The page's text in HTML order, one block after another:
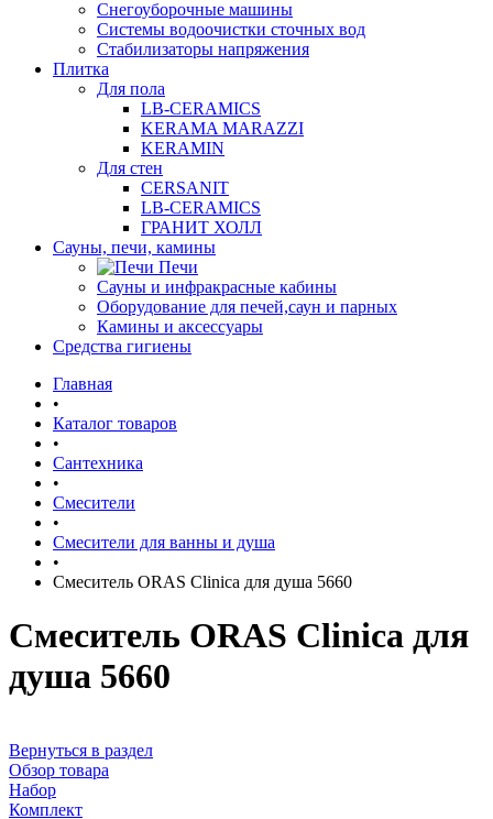
Снегоуборочные машины
Системы водоочистки сточных вод
Стабилизаторы напряжения
Плитка
Для пола
LB-CERAMICS
KERAMA MARAZZI
KERAMIN
Для стен
CERSANIT
LB-CERAMICS
ГРАНИТ ХОЛЛ
Сауны, печи, камины
Печи
Сауны и инфракрасные кабины
Оборудование для печей,саун и парных
Камины и аксессуары
Средства гигиены
Главная
•
Каталог товаров
•
Сантехника
•
Смесители
•
Смесители для ванны и душа
•
Смеситель ORAS Clinica для душа 5660
Смеситель ORAS Clinica для
душа 5660
Вернуться в раздел
Обзор товара
Набор
Комплект